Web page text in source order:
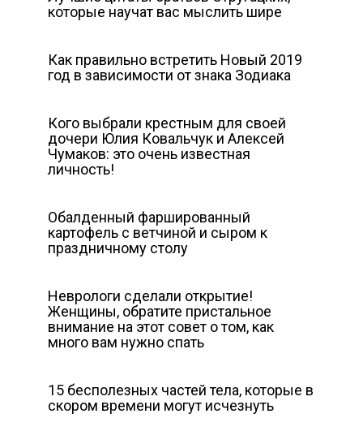
которые научат вас мыслить шире
Как правильно встретить Новый 2019
год в зависимости от знака Зодиака
Кого выбрали крестным для своей
дочери Юлия Ковальчук и Алексей
Чумаков: это очень известная
личность!
Обалденный фаршированный
картофель с ветчиной и сыром к
праздничному столу
Неврологи сделали открытие!
Женщины, обратите пристальное
внимание на этот совет о том, как
много вам нужно спать
15 бесполезных частей тела, которые в
скором времени могут исчезнуть